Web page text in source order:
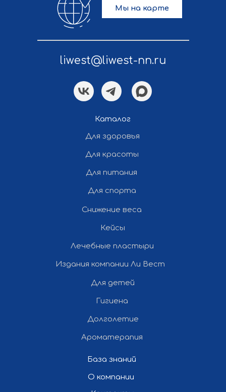
liwest@liwest-nn.ru
База знаний
О компании
Снижение веса
Кейсы
Лечебные пластыри
Издания компании Ли Вест
Для детей
Гигиена
Долголетие
Ароматерапия
Каталог
Для здоровья
Для красоты
Для питания
Для спорта
Мы на карте
Все права защищены ©
2012-2026 Ли Вест НН
Политика конфиденциальности
— «Полдень»
Разработка и продвижение сайта